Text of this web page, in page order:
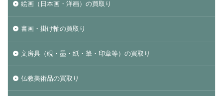
絵画（日本画・洋画）の買取り
書画・掛け軸の買取り
文房具（硯・墨・紙・筆・印章等）の買取り
仏教美術品の買取り